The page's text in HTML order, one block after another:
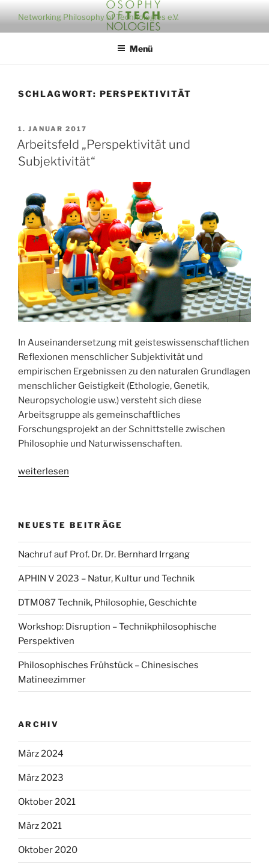
Inhalt
springen
Networking Philosophy of Technologies e.V.
Menü
SCHLAGWORT: PERSPEKTIVITÄT
VERÖFFENTLICHT
AM
1. JANUAR 2017
Arbeitsfeld „Perspektivität und
Subjektivität“
In Auseinandersetzung mit geisteswissenschaftlichen
Reflexionen menschlicher Subjektivität und
empirischen Ergebnissen zu den naturalen Grundlagen
menschlicher Geistigkeit (Ethologie, Genetik,
Neuropsychologie usw.) versteht sich diese
Arbeitsgruppe als gemeinschaftliches
Forschungsprojekt an der Schnittstelle zwischen
Philosophie und Naturwissenschaften.
„Arbeitsfeld
weiterlesen
NEUESTE BEITRÄGE
Nachruf auf Prof. Dr. Dr. Bernhard Irrgang
APHIN V 2023 – Natur, Kultur und Technik
DTM087 Technik, Philosophie, Geschichte
Workshop: Disruption – Technikphilosophische
Perspektiven
Philosophisches Frühstück – Chinesisches
Matineezimmer
ARCHIV
März 2024
März 2023
Oktober 2021
März 2021
Oktober 2020